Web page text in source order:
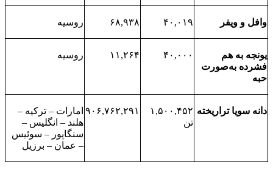
وافل و ویفر ۴۰,۰۱۹ ۶۸,۹۳۸ روسیه
یونجه به هم
فشرده به‌صورت
حبه
۴۰,۰۰۰ ۱۱,۲۶۴ روسیه
دانه سویا تراریخته ۱,۵۰۰,۴۵۲
تن
۹۰۶,۷۶۲,۲۹۱ امارات – ترکیه –
هلند – انگلیس –
سنگاپور – سوئیس
– عمان – برزیل